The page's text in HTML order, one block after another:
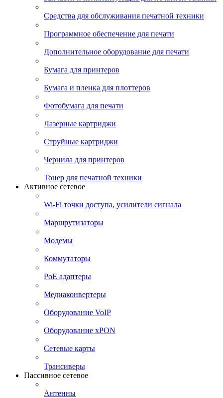
Средства для обслуживания печатной техники
Программное обеспечение для печати
Дополнительное оборудование для печати
Бумага для принтеров
Бумага и пленка для плоттеров
Фотобумага для печати
Лазерные картриджи
Струйные картриджи
Чернила для принтеров
Тонер для печатной техники
Активное сетевое
Wi-Fi точки доступа, усилители сигнала
Маршрутизаторы
Модемы
Коммутаторы
PoE адаптеры
Медиаконвертеры
Оборудование VoIP
Оборудование xPON
Сетевые карты
Трансиверы
Пассивное сетевое
Антенны